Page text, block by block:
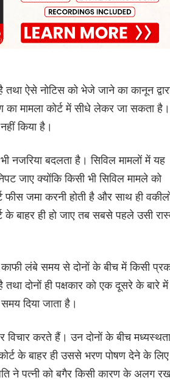
ऐसे नोटिस को भेजे जाने का कानून
का मामला कोर्ट में सीधे लेकर जा सकता है।
किया है।
नजरिया बदलता है। सिविल मामलों में यह
जाए क्योंकि किसी भी सिविल मामले को
फीस जमा करनी होती है और साथ ही
के बाहर ही हो जाए तब सबसे पहले उसी
लंबे समय से दोनों के बीच में किसी
दोनों ही पक्षकार को एक दूसरे के बारे में
दिया जाता है।
करते हैं। उन दोनों के बीच मध्यस्थता
के बाहर ही उससे भरण पोषण देने के लिए
ने पत्नी को बगैर किसी कारण के अलग